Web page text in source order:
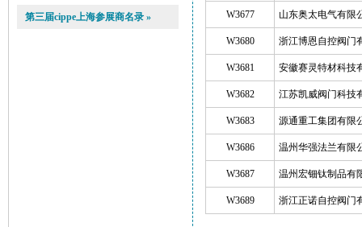
第三届cippe上海参展商名录 » W3677 山东奥太电气有限
W3680 浙江博恩自控阀门
W3681 安徽赛灵特材科技
W3682 江苏凯威阀门科技
W3683 源通重工集团有限
W3686 温州华强法兰有限
W3687 温州宏钿钛制品有
W3689 浙江正诺自控阀门